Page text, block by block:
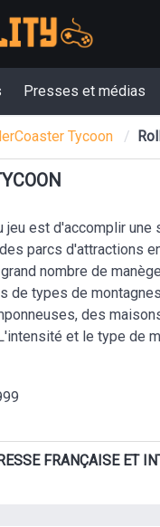
Presses et médias
Tycoon
jeu est d'accomplir
parcs d'attractions
nombre de
de types de
des
et le type de
ont un niveau élevé de
FRANÇAISE ET